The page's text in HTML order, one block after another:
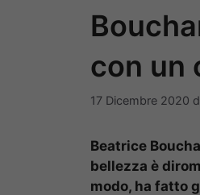
con un
17 Dicembre 2020
Beatrice
bellezza è
modo, ha fatto